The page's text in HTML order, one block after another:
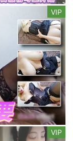
VIP
VIP